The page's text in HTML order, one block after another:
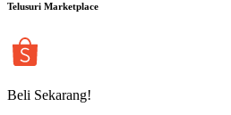
Telusuri Marketplace
Beli Sekarang!